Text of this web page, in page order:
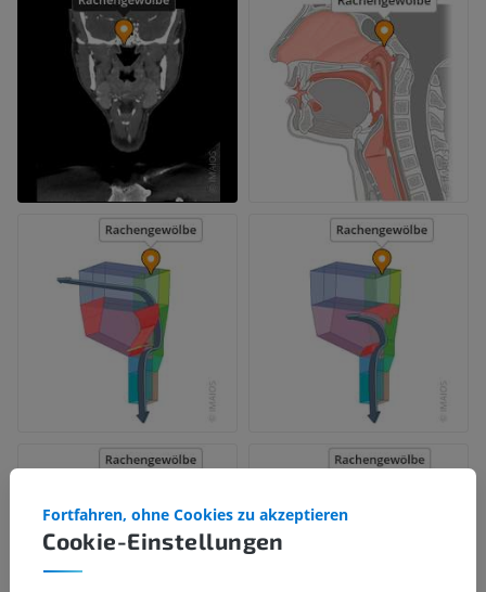
Cookie-Einstellungen
Fortfahren, ohne Cookies zu akzeptieren